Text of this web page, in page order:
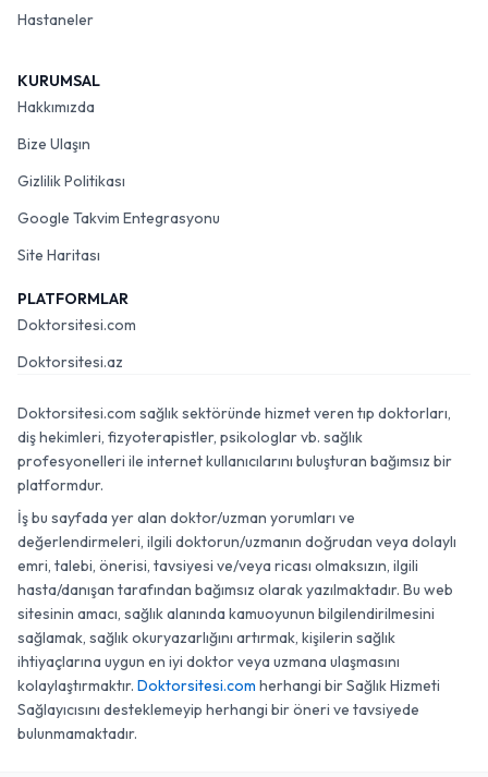
Hastaneler
KURUMSAL
Hakkımızda
Bize Ulaşın
Gizlilik Politikası
Google Takvim Entegrasyonu
Site Haritası
PLATFORMLAR
Doktorsitesi.com
Doktorsitesi.az
Doktorsitesi.com sağlık sektöründe hizmet veren tıp doktorları,
diş hekimleri, fizyoterapistler, psikologlar vb. sağlık
profesyonelleri ile internet kullanıcılarını buluşturan bağımsız bir
platformdur.
İş bu sayfada yer alan doktor/uzman yorumları ve
değerlendirmeleri, ilgili doktorun/uzmanın doğrudan veya dolaylı
emri, talebi, önerisi, tavsiyesi ve/veya ricası olmaksızın, ilgili
hasta/danışan tarafından bağımsız olarak yazılmaktadır. Bu web
sitesinin amacı, sağlık alanında kamuoyunun bilgilendirilmesini
sağlamak, sağlık okuryazarlığını artırmak, kişilerin sağlık
ihtiyaçlarına uygun en iyi doktor veya uzmana ulaşmasını
kolaylaştırmaktır. Doktorsitesi.com herhangi bir Sağlık Hizmeti
Sağlayıcısını desteklemeyip herhangi bir öneri ve tavsiyede
bulunmamaktadır.